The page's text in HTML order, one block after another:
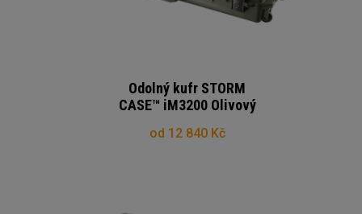
Odolný kufr STORM
CASE™ iM3200 Olivový
od 12 840 Kč